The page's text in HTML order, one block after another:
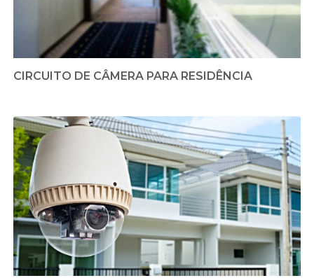
CIRCUITO DE CÂMERA PARA RESIDÊNCIA